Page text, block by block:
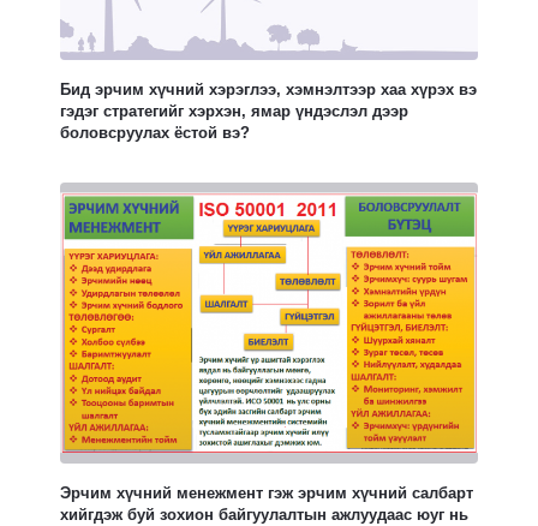
Бид эрчим хүчний хэрэглээ, хэмнэлтээр хаа хүрэх вэ
гэдэг стратегийг хэрхэн, ямар үндэслэл дээр
боловсруулах ёстой вэ?
Эрчим хүчний менежмент гэж эрчим хүчний салбарт
хийгдэж буй зохион байгуулалтын ажлуудаас юуг нь